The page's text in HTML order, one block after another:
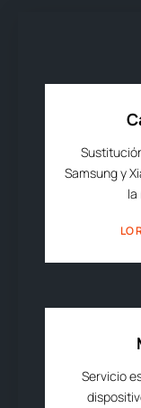
Samsung y
LO
Servicio